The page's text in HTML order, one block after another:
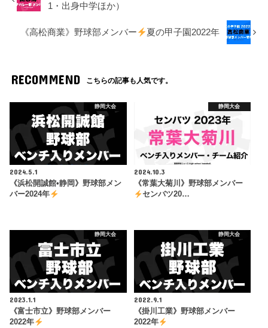
1・出身中学ほか）
《高松商業》野球部メンバー 夏の甲子園2022年
RECOMMEND こちらの記事も人気です。
静岡大会
2024.5.1
《浜松開誠館•静岡》野球部メン
バー2024年
静岡大会
2024.10.3
《常葉大菊川》野球部メンバー
センバツ20…
静岡大会
2023.1.1
《富士市立》野球部メンバー
2022年
静岡大会
2022.9.1
《掛川工業》野球部メンバー
2022年